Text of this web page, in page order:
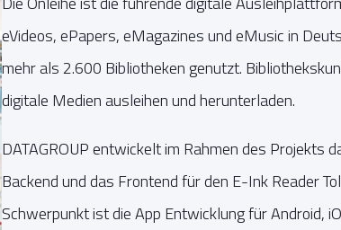
eVideos, ePapers, eMagazines und eMusic in
mehr als 2.600 Bibliotheken genutzt.
digitale Medien ausleihen und herunterladen.
DATAGROUP entwickelt im Rahmen des Projekts
Backend und das Frontend für den E-Ink Reader
Schwerpunkt ist die App Entwicklung für Android,